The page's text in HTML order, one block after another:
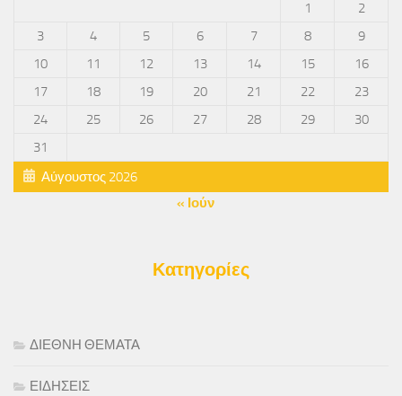
Αύγουστος 2026
1
2
3
4 5 6 7 8
9
10
11 12 13 14 15
16
17
18 19 20 21 22
23
24
25 26 27 28 29
30
31
« Ιούν
Κατηγορίες
ΔΙΕΘΝΗ ΘΕΜΑΤΑ
ΕΙΔΗΣΕΙΣ